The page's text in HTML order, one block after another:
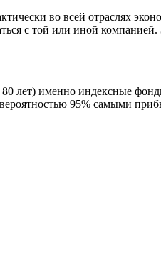
во всей отраслях
с той или иной
лет) именно индексные
вероятностью 95% самыми